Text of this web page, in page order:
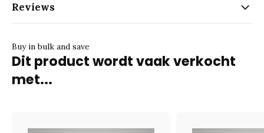
Reviews
Buy in bulk and save
Dit product wordt vaak verkocht
met...